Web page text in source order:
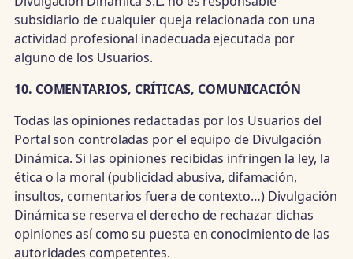
subsidiario de cualquier queja relacionada con una
actividad profesional inadecuada ejecutada por
alguno de los Usuarios.
10. COMENTARIOS, CRÍTICAS, COMUNICACIÓN
Todas las opiniones redactadas por los Usuarios del
Portal son controladas por el equipo de Divulgación
Dinámica. Si las opiniones recibidas infringen la ley, la
ética o la moral (publicidad abusiva, difamación,
insultos, comentarios fuera de contexto…) Divulgación
Dinámica se reserva el derecho de rechazar dichas
opiniones así como su puesta en conocimiento de las
autoridades competentes.